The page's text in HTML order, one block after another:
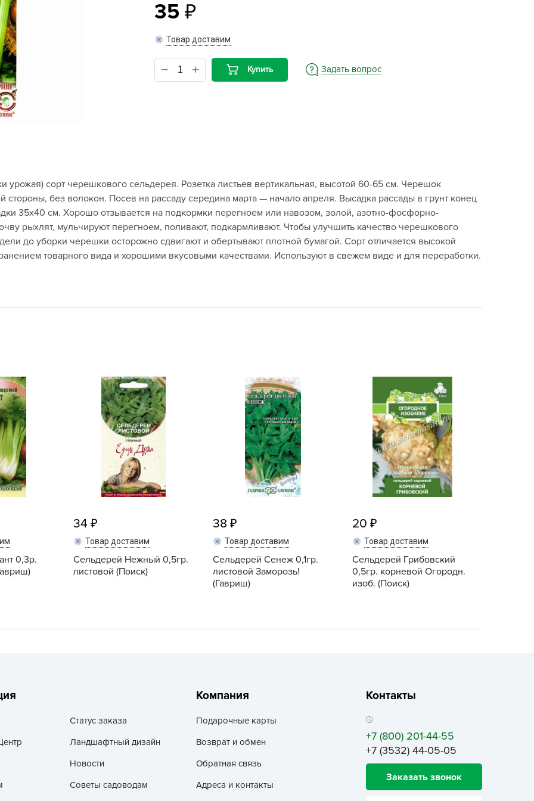
Bona Forte
Dacha Group
Grass
Green Boom
Grinda
GRIZZLY
HoZelock
LISTOK
Raco
Rehau
Robin Green
Rubit
Santino
Terra Vita
TORNADICA
VALBRENTA CHEMICALS
Zarit
АБТ Групп
Агрос
АГРОЭЛИТА
АЭЛИТА
Банные штучки
35
Товар доставим
Купить Задать вопрос
урожая) сорт черешкового сельдерея. Розетка листьев вертикальная, высотой 60-65 см. Черешок
без волокон. Посев на рассаду середина марта — начало апреля. Высадка рассады в грунт конец
35х40 см. Хорошо отзывается на подкормки перегноем или навозом, золой, азотно-фосфорно-
рыхлят, мульчируют перегноем, поливают, подкармливают. Чтобы улучшить качество черешкового
до уборки черешки осторожно сдвигают и обертывают плотной бумагой. Сорт отличается высокой
товарного вида и хорошими вкусовыми качествами. Используют в свежем виде и для переработки.
0,3р.
34
Товар доставим
Сельдерей Нежный 0,5гр.
листовой (Поиск)
38
Товар доставим
Сельдерей Сенеж 0,1гр.
листовой Заморозь!
(Гавриш)
20
Товар доставим
Сельдерей Грибовский
0,5гр. корневой Огородн.
изоб. (Поиск)
Статус заказа
Ландшафтный дизайн
Новости
Советы садоводам
Компания
Подарочные карты
Возврат и обмен
Обратная связь
Адреса и контакты
Контакты
+7 (800) 201-44-55
+7 (3532) 44-05-05
Заказать звонок